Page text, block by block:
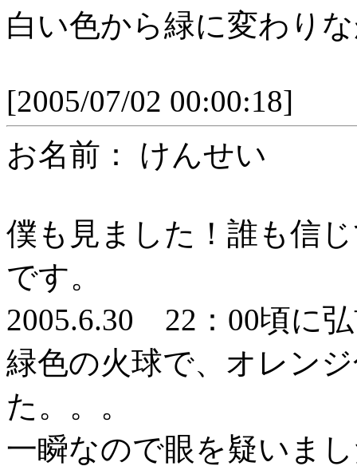
白い色から緑に変わり
[2005/07/02 00:00:18]
お名前： けんせい
僕も見ました！誰も信
です。
2005.6.30 22：00頃に
緑色の火球で、オレン
た。。。
一瞬なので眼を疑いま